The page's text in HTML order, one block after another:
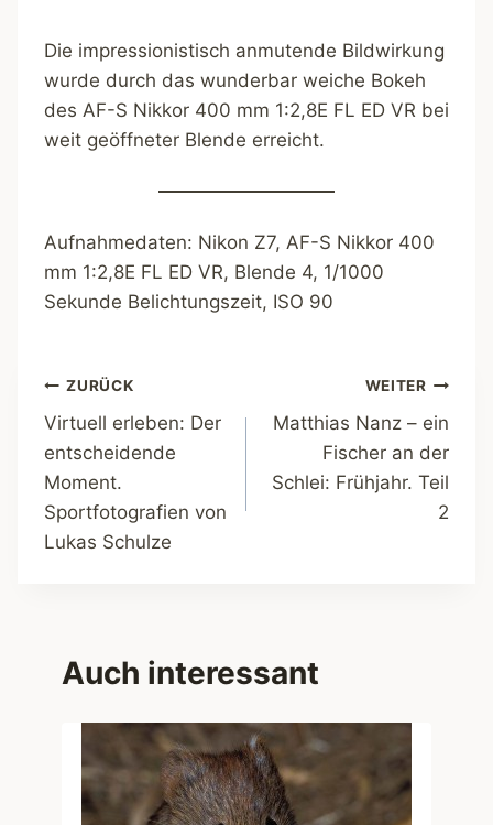
Die impressionistisch anmutende Bildwirkung
wurde durch das wunderbar weiche Bokeh
des AF-S Nikkor 400 mm 1:2,8E FL ED VR bei
weit geöffneter Blende erreicht.
Aufnahmedaten: Nikon Z7, AF-S Nikkor 400
mm 1:2,8E FL ED VR, Blende 4, 1/1000
Sekunde Belichtungszeit, ISO 90
Beitragsnavigation
ZURÜCK
Virtuell erleben: Der
entscheidende
Moment.
Sportfotografien von
Lukas Schulze
WEITER
Matthias Nanz – ein
Fischer an der
Schlei: Frühjahr. Teil
2
Auch interessant